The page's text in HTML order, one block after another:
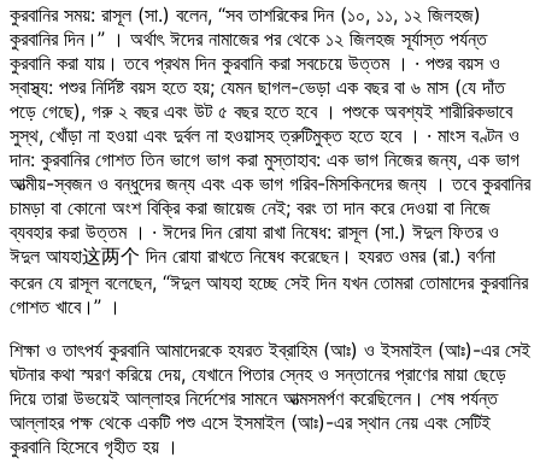
কুরবানির সময়: রাসূল (সা.) বলেন, “সব তাশরিকের দিন (১০, ১১, ১২ জিলহজ)
কুরবানির দিন।” । অর্থাৎ ঈদের নামাজের পর থেকে ১২ জিলহজ সূর্যাস্ত পর্যন্ত
কুরবানি করা যায়। তবে প্রথম দিন কুরবানি করা সবচেয়ে উত্তম । · পশুর বয়স ও
স্বাস্থ্য: পশুর নির্দিষ্ট বয়স হতে হয়; যেমন ছাগল-ভেড়া এক বছর বা ৬ মাস (যে দাঁত
পড়ে গেছে), গরু ২ বছর এবং উট ৫ বছর হতে হবে । পশুকে অবশ্যই শারীরিকভাবে
সুস্থ, খোঁড়া না হওয়া এবং দুর্বল না হওয়াসহ ত্রুটিমুক্ত হতে হবে । · মাংস বণ্টন ও
দান: কুরবানির গোশত তিন ভাগে ভাগ করা মুস্তাহাব: এক ভাগ নিজের জন্য, এক ভাগ
আত্মীয়-স্বজন ও বন্ধুদের জন্য এবং এক ভাগ গরিব-মিসকিনদের জন্য । তবে কুরবানির
চামড়া বা কোনো অংশ বিক্রি করা জায়েজ নেই; বরং তা দান করে দেওয়া বা নিজে
ব্যবহার করা উত্তম । · ঈদের দিন রোযা রাখা নিষেধ: রাসূল (সা.) ঈদুল ফিতর ও
ঈদুল আযহা这两个 দিন রোযা রাখতে নিষেধ করেছেন। হযরত ওমর (রা.) বর্ণনা
করেন যে রাসূল বলেছেন, “ঈদুল আযহা হচ্ছে সেই দিন যখন তোমরা তোমাদের কুরবানির
গোশত খাবে।” ।
শিক্ষা ও তাৎপর্য কুরবানি আমাদেরকে হযরত ইব্রাহিম (আঃ) ও ইসমাইল (আঃ)-এর সেই
ঘটনার কথা স্মরণ করিয়ে দেয়, যেখানে পিতার স্নেহ ও সন্তানের প্রাণের মায়া ছেড়ে
দিয়ে তারা উভয়েই আল্লাহর নির্দেশের সামনে আত্মসমর্পণ করেছিলেন। শেষ পর্যন্ত
আল্লাহর পক্ষ থেকে একটি পশু এসে ইসমাইল (আঃ)-এর স্থান নেয় এবং সেটিই
কুরবানি হিসেবে গৃহীত হয় ।